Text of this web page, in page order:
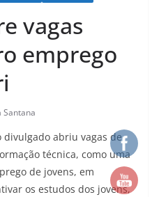
vagas
emprego
Santana
divulgado abriu vagas de
técnica, como uma
de jovens, em
os estudos dos jovens,